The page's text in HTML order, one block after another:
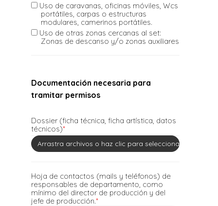
Uso de caravanas, oficinas móviles, Wcs
portátiles, carpas o estructuras
modulares, camerinos portátiles.
Uso de otras zonas cercanas al set:
Zonas de descanso y/o zonas auxiliares
Documentación necesaria para
tramitar permisos
Dossier (ficha técnica, ficha artística, datos
técnicos)*
Arrastra archivos o haz clic para seleccionar los
Hoja de contactos (mails y teléfonos) de
responsables de departamento, como
mínimo del director de producción y del
jefe de producción.*